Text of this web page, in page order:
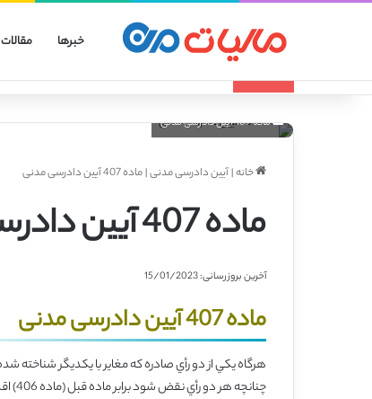
خبرها مقالات
ماده 407 آیین دادرسی مدنی
خانه|آیین دادرسی مدنی|ماده 407 آیین دادرسی مدنی
ماده 407 آیین دادرسی مدنی
آخرین بروزرسانی: 15/01/2023
ماده 407 آیین دادرسی مدنی
هرگاه يكي از دو رأي صادره كه مغاير با يكديگر شناخته
چنانچه هر دو رأي نقض شود برابر ماده قبل (‌ماده 406) اقدام خواهد شد.